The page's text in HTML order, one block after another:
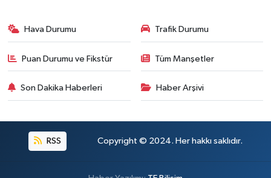
Hava Durumu Trafik Durumu
Puan Durumu ve Fikstür Tüm Manşetler
Son Dakika Haberleri Haber Arşivi
RSS Copyright © 2024. Her hakkı saklıdır.